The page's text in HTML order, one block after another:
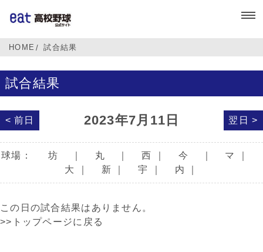
HOME 試合結果
試合結果
< 前日 2023年7月11日 翌日 >
球場： 坊 丸 西 今 マ
大
新 宇 内
この日の試合結果はありません。
>>トップページに戻る